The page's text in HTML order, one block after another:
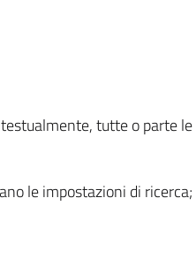
tutte o parte
le impostazioni di